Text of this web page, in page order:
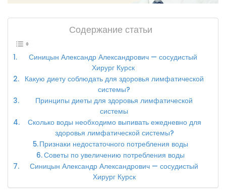
Содержание статьи
Синицын Александр Александрович — сосудистый
Хирург Курск
Какую диету соблюдать для здоровья лимфатической
системы?
Принципы диеты для здоровья лимфатической
системы
Сколько воды необходимо выпивать ежедневно для
здоровья лимфатической системы?
Признаки недостаточного потребления воды
Советы по увеличению потребления воды
Синицын Александр Александрович — сосудистый
Хирург Курск